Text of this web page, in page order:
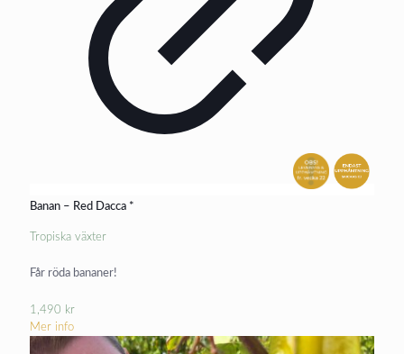
Banan – Red Dacca *
Tropiska växter
Får röda bananer!
1,490 kr
Mer info